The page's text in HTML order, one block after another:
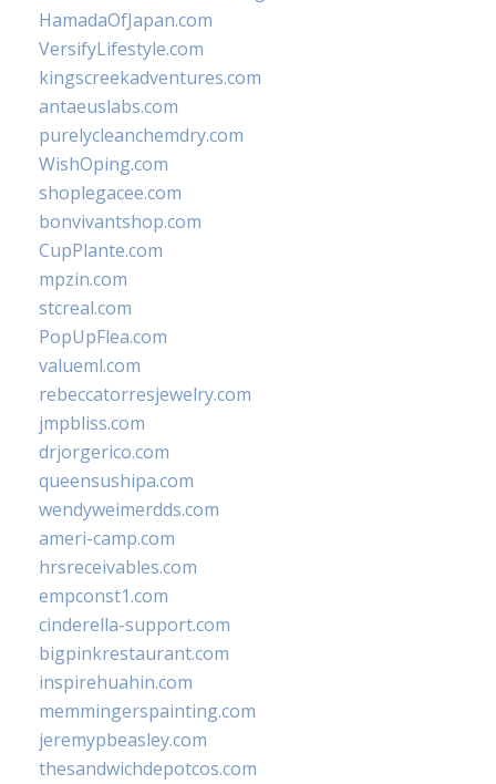
HamadaOfJapan.com
VersifyLifestyle.com
kingscreekadventures.com
antaeuslabs.com
purelycleanchemdry.com
WishOping.com
shoplegacee.com
bonvivantshop.com
CupPlante.com
mpzin.com
stcreal.com
PopUpFlea.com
valueml.com
rebeccatorresjewelry.com
jmpbliss.com
drjorgerico.com
queensushipa.com
wendyweimerdds.com
ameri-camp.com
hrsreceivables.com
empconst1.com
cinderella-support.com
bigpinkrestaurant.com
inspirehuahin.com
memmingerspainting.com
jeremypbeasley.com
thesandwichdepotcos.com